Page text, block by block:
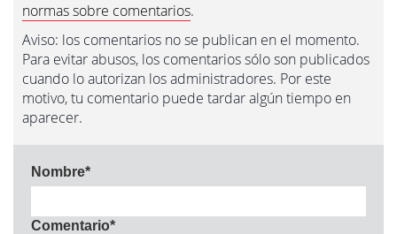
normas sobre comentarios.
Aviso: los comentarios no se publican en el momento.
Para evitar abusos, los comentarios sólo son publicados
cuando lo autorizan los administradores. Por este
motivo, tu comentario puede tardar algún tiempo en
aparecer.
Nombre*
Comentario*